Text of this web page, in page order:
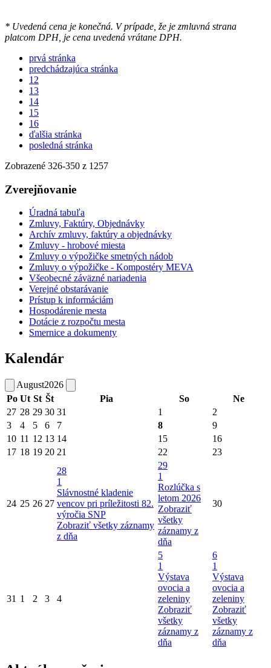
* Uvedená cena je konečná. V prípade, že je zmluvná strana
platcom DPH, je cena uvedená vrátane DPH.
prvá stránka
predchádzajúca stránka
12
13
14
15
16
ďalšia stránka
posledná stránka
Zobrazené 326-350 z 1257
Zverejňovanie
Úradná tabuľa
Zmluvy, Faktúry, Objednávky
Archív zmluvy, faktúry a objednávky
Zmluvy - hrobové miesta
Zmluvy o výpožičke smetných nádob
Zmluvy o výpožičke - Kompostéry MEVA
Všeobecné záväzné nariadenia
Verejné obstarávanie
Prístup k informáciám
Hospodárenie mesta
Dotácie z rozpočtu mesta
Smernice a dokumenty
Kalendár
August2026
Po Ut St Št Pia So
Ne
27 28 29 30 31 1
2
3
4 5 6 7 8
9
10 11 12 13 14 15
16
17 18 19 20 21 22 23
24 25 26 27
28
1
Slávnostné kladenie
vencov pri príležitosti 82.
výročia SNP
Zobraziť všetky záznamy
z dňa
29
1
Rozlúčka s
letom 2026
Zobraziť
všetky
záznamy z
dňa
30
31 1 2 3 4
5
1
Výstava
ovocia a
zeleniny
Zobraziť
všetky
záznamy z
dňa
6
1
Výstava
ovocia a
zeleniny
Zobraziť
všetky
záznamy z
dňa